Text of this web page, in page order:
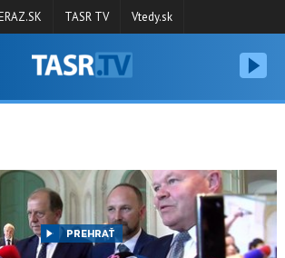
TASR TV Vtedy.sk
PREHRAŤ